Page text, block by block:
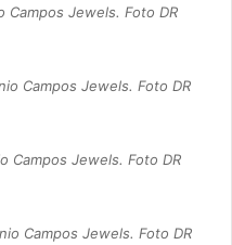
Campos Jewels. Foto DR
Campos Jewels. Foto DR
Campos Jewels. Foto DR
Campos Jewels. Foto DR